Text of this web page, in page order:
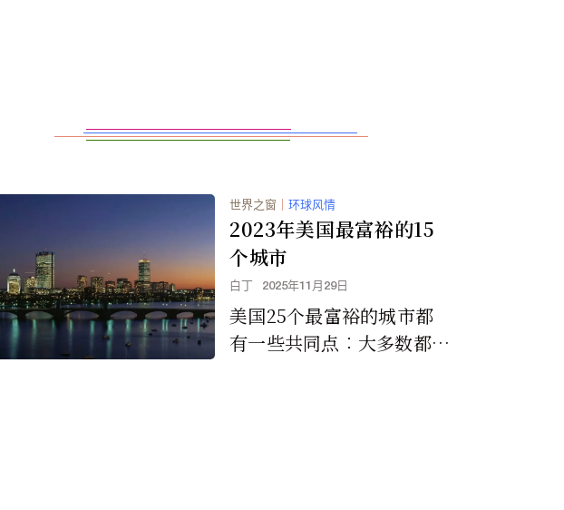
世界之窗 ｜ 环球风情
2023年美国最富裕的15
个城市
白丁 2025年11月29日
美国25个最富裕的城市都
有一些共同点︰大多数都位